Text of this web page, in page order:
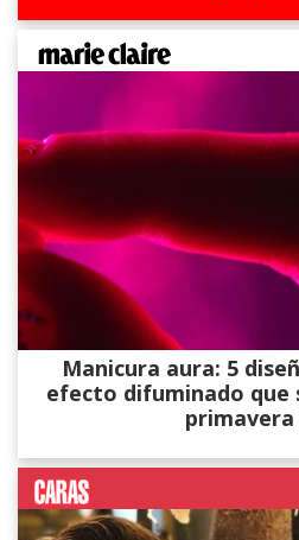
Manicura aura: 5
efecto difuminado que
primavera